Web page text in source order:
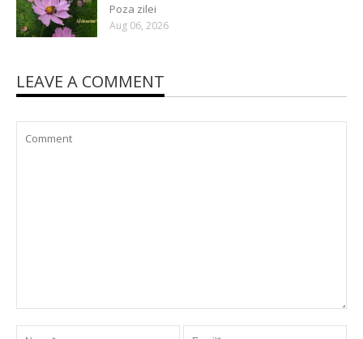
Poza zilei
Aug 06, 2026
LEAVE A COMMENT